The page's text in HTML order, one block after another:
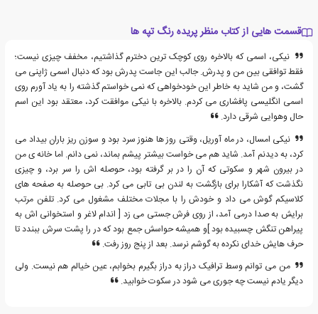
قسمت هایی از کتاب منظر پریده رنگ تپه ها
نیکی، اسمی که بالاخره روی کوچک ترین دخترم گذاشتیم، مخفف چیزی نیست؛
فقط توافقی بین من و پدرش. جالب این جاست پدرش بود که دنبال اسمی ژاپنی می
گشت، و من شاید به خاطر این خودخواهی که نمی خواستم گذشته را به یاد آورم روی
اسمی انگلیسی پافشاری می کردم. بالاخره با نیکی موافقت کرد، معتقد بود این اسم
حال وهوایی شرقی دارد.
نیکی امسال، در ماه آوریل، وقتی روز ها هنوز سرد بود و سوزن ریز باران بیداد می
کرد، به دیدنم آمد. شاید هم می خواست بیشتر پیشم بماند، نمی دانم. اما خانه ی من
در بیرون شهر و سکوتی که آن را در بر گرفته بود، حوصله اش را سر برد، و چیزی
نگذشت که آشکارا برای بازگشت به لندن بی تابی می کرد. بی حوصله به صفحه های
کلاسیکم گوش می داد و خودش را با مجلات مختلف مشغول می کرد. تلفن مرتب
برایش به صدا درمی آمد، از روی فرش جستی می زد [ اندام لاغر و استخوانی اش به
پیراهن تنگش چسبیده بود ]و همیشه حواسش جمع بود که در را پشت سرش ببندد تا
حرف هایش خدای نکرده به گوشم نرسد. بعد از پنج روز رفت.
من می توانم وسط ترافیک دراز به دراز بگیرم بخوابم، عین خیالم هم نیست. ولی
دیگر یادم نیست چه جوری می شود در سکوت خوابید.